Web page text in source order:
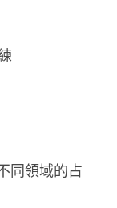
同領域的占